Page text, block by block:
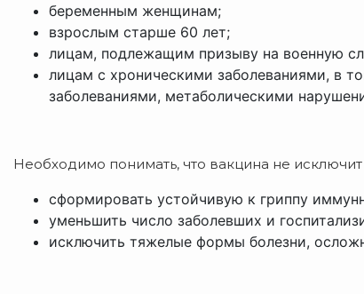
беременным женщинам;
взрослым старше 60 лет;
лицам, подлежащим призыву на военную
лицам с хроническими заболеваниями, в
заболеваниями, метаболическими
Необходимо понимать, что вакцина не исключит
сформировать устойчивую к гриппу
уменьшить число заболевших и
исключить тяжелые формы болезни,